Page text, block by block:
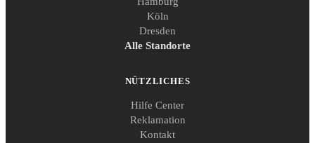
Köln
Dresden
Alle Standorte
NÜTZLICHES
Hilfe Center
Reklamation
Kontakt